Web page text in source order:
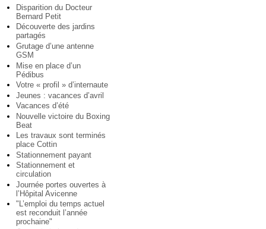
Disparition du Docteur
Bernard Petit
Découverte des jardins
partagés
Grutage d’une antenne
GSM
Mise en place d’un
Pédibus
Votre « profil » d’internaute
Jeunes : vacances d’avril
Vacances d’été
Nouvelle victoire du Boxing
Beat
Les travaux sont terminés
place Cottin
Stationnement payant
Stationnement et
circulation
Journée portes ouvertes à
l’Hôpital Avicenne
"L’emploi du temps actuel
est reconduit l’année
prochaine"